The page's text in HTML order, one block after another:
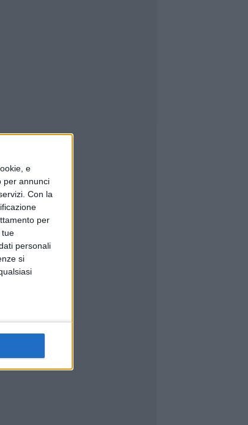
e
per annunci
Con la
per
tue
personali
si